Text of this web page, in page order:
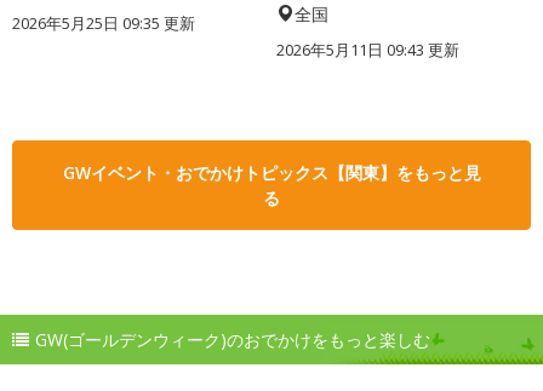
2026年5月25日 09:35 更新 全国
2026年5月11日 09:43 更新
GWイベント・おでかけトピックス【関東】をもっと見
る
GW(ゴールデンウィーク)のおでかけをもっと楽しむ